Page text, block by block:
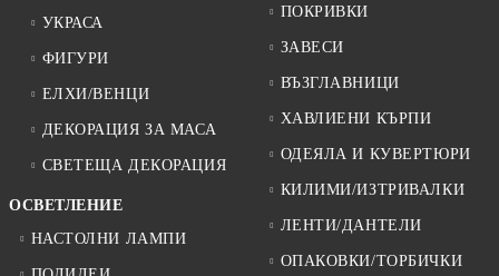
УКРАСА
ФИГУРИ
ЕЛХИ/ВЕНЦИ
ДЕКОРАЦИЯ ЗА МАСА
СВЕТЕЩА ДЕКОРАЦИЯ
ОСВЕТЛЕНИЕ
НАСТОЛНИ ЛАМПИ
ПОКРИВКИ
ЗАВЕСИ
ВЪЗГЛАВНИЦИ
ХАВЛИЕНИ КЪРПИ
ОДЕЯЛА И КУВЕРТЮРИ
КИЛИМИ/ИЗТРИВАЛКИ
ЛЕНТИ/ДАНТЕЛИ
ОПАКОВКИ/ТОРБИЧКИ